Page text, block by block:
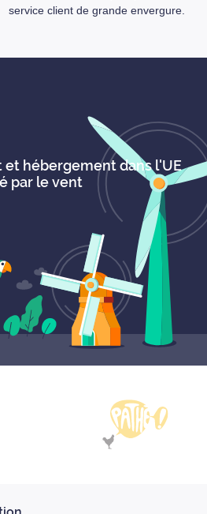
service client de grande envergure.
et hébergement dans l'UE
par le vent